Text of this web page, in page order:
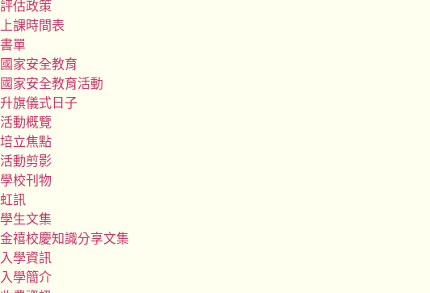
評估政策
上課時間表
書單
國家安全教育
國家安全教育活動
升旗儀式日子
活動概覽
培立焦點
活動剪影
學校刊物
虹訊
學生文集
金禧校慶知識分享文集
入學資訊
入學簡介